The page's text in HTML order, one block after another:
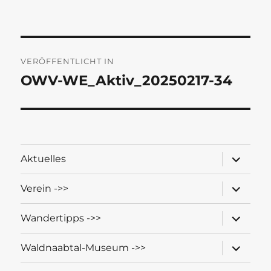
VERÖFFENTLICHT IN
OWV-WE_Aktiv_20250217-34
Aktuelles
öffnen
Verein ->>
öffnen
Wandertipps ->>
öffnen
Waldnaabtal-Museum ->>
öffnen